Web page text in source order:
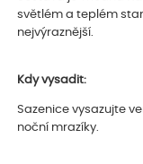
světlém a teplém
nejvýraznější.
Kdy vysadit:
Sazenice vysazujte
noční mrazíky.